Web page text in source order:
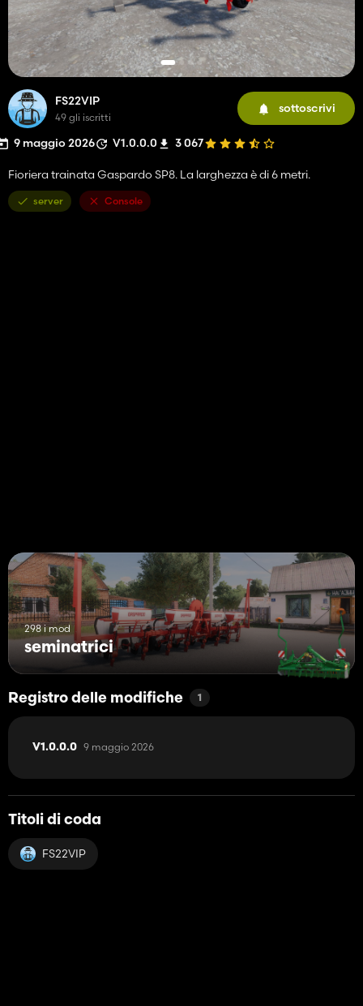
FS22VIP
49 gli iscritti
sottoscrivi
9 maggio 2026 V1.0.0.0 3 067
Fioriera trainata Gaspardo SP8. La larghezza è di 6 metri.
server Console
298 i mod
seminatrici
Registro delle modifiche 1
V1.0.0.0 9 maggio 2026
Titoli di coda
FS22VIP